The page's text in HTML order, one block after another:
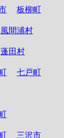
板柳町
風間浦村
蓬田村
七戸町
三沢市